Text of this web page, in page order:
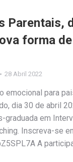
Parentais,
forma
28 Abril 2022
emocional para
dia 30 de abril
em
Inscreva-se
A